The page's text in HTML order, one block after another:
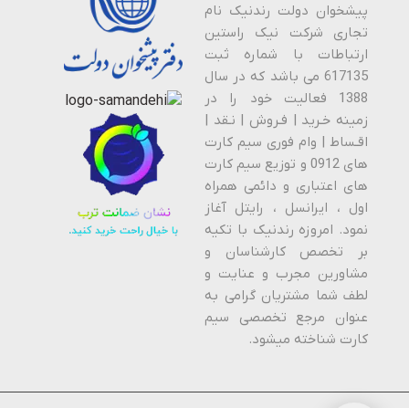
پیشخوان دولت رندنیک نام
تجاری شرکت نیک راستین
ارتباطات با شماره ثبت
617135 می باشد که در سال
1388 فعالیت خود را در
زمینه خـرید | فـروش | نـقد |
اقـساط | وام فوری سیم کارت
های 0912 و توزیع سیم کارت
های اعتباری و دائمی همراه
اول ، ایرانسل ، رایتل آغاز
نمود. امروزه رندنیک با تکیه
بر تخصص کارشناسان و
مشاورین مجرب و عنایت و
لطف شما مشتریان گرامی به
عنوان مرجع تخصصی سیم
کارت شناخته میشود.